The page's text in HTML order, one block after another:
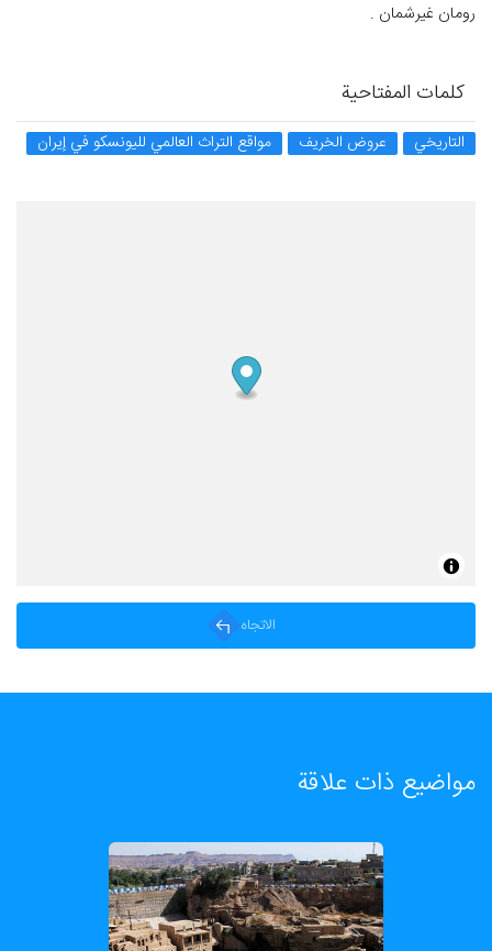
الاتجاه
رومان غيرشمان .
كلمات المفتاحية
التاريخي عروض الخريف مواقع التراث العالمي لليونسكو في إيران
مواضيع ذات علاقة